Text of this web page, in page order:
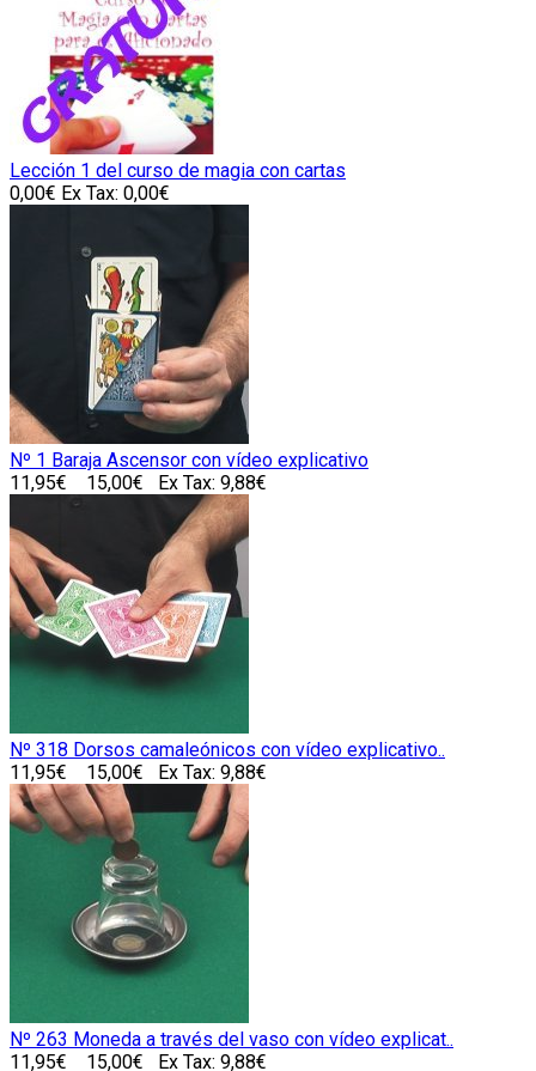
Lección 1 del curso de magia con cartas
0,00€ Ex Tax: 0,00€
Nº 1 Baraja Ascensor con vídeo explicativo
11,95€
15,00€ Ex Tax: 9,88€
Nº 318 Dorsos camaleónicos con vídeo explicativo..
11,95€
15,00€ Ex Tax: 9,88€
Nº 263 Moneda a través del vaso con vídeo explicat..
11,95€
15,00€ Ex Tax: 9,88€